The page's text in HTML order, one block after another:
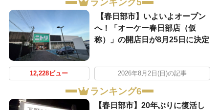
ランキング5
【春日部市】いよいよオープン
へ！「オーケー春日部店（仮
称）」の開店日が8月25日に決定
12,228ビュー 2026年8月2日(日)の記事
ランキング6
【春日部市】20年ぶりに復活し